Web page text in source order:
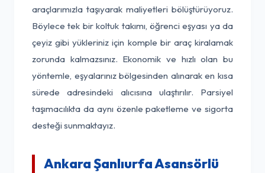
araçlarımızla taşıyarak maliyetleri bölüştürüyoruz.
Böylece tek bir koltuk takımı, öğrenci eşyası ya da
çeyiz gibi yükleriniz için komple bir araç kiralamak
zorunda kalmazsınız. Ekonomik ve hızlı olan bu
yöntemle, eşyalarınız bölgesinden alınarak en kısa
sürede adresindeki alıcısına ulaştırılır. Parsiyel
taşımacılıkta da aynı özenle paketleme ve sigorta
desteği sunmaktayız.
Ankara Şanlıurfa Asansörlü